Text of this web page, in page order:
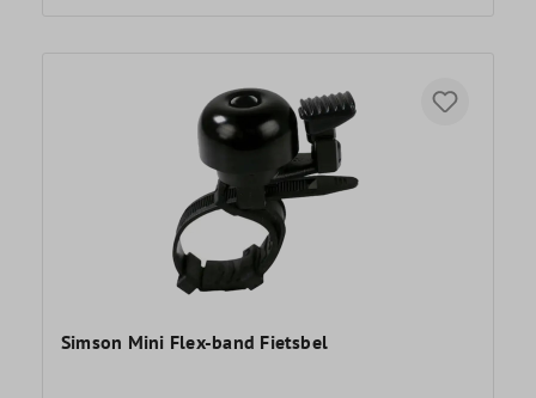
Simson Mini Flex-band Fietsbel